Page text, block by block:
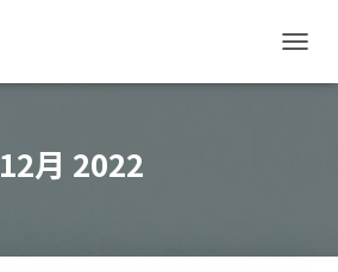
12月 2022